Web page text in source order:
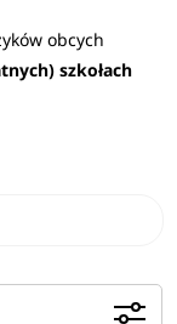
obcych
szkołach